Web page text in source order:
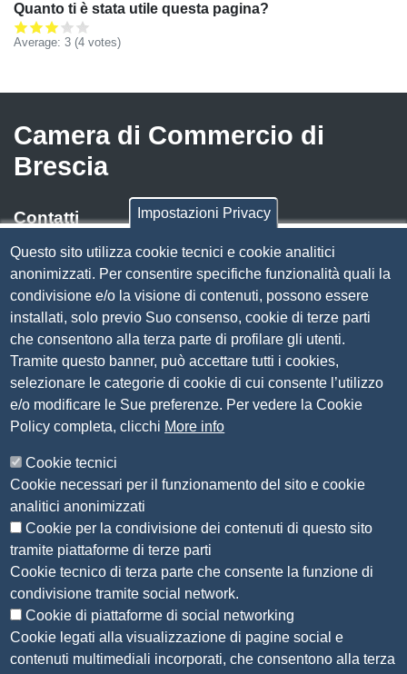
Quanto ti è stata utile questa pagina?
Average: 3 (4 votes)
Camera di Commercio di
Brescia
Contatti
Via Luigi Einaudi, 23, 25121 Brescia BS
Tel. 030 37251
PECcamera.brescia@bs.legalmail.camcom.it
P.IVA 00859790172
C.F. 80013870177
Contatti
Amministrazione Trasparente
Organizzazione
Bandi di concorso
Bandi di gara e contratti
Provvedimenti
Attività e procedimenti
Seguici su
Impostazioni Privacy
Questo sito utilizza cookie tecnici e cookie analitici
anonimizzati. Per consentire specifiche funzionalità quali la
condivisione e/o la visione di contenuti, possono essere
installati, solo previo Suo consenso, cookie di terze parti
che consentono alla terza parte di profilare gli utenti.
Tramite questo banner, può accettare tutti i cookies,
selezionare le categorie di cookie di cui consente l’utilizzo
e/o modificare le Sue preferenze. Per vedere la Cookie
Policy completa, clicchi More info
Cookie tecnici
Cookie necessari per il funzionamento del sito e cookie
analitici anonimizzati
Cookie per la condivisione dei contenuti di questo sito
tramite piattaforme di terze parti
Cookie tecnico di terza parte che consente la funzione di
condivisione tramite social network.
Cookie di piattaforme di social networking
Cookie legati alla visualizzazione di pagine social e
contenuti multimediali incorporati, che consentono alla terza